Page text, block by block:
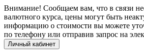
Внимание! Сообщаем вам, что в связи
валютного курса, цены могут быть
информацию о стоимости вы можете
по телефону или отправив запрос на
Личный кабинет